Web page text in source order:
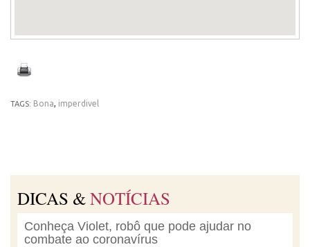
TAGS: Bona, imperdivel
DICAS &NOTÍCIAS
Conheça Violet, robô que pode ajudar no
combate ao coronavírus